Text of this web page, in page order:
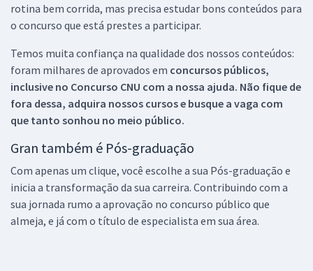
rotina bem corrida, mas precisa estudar bons conteúdos para
o concurso que está prestes a participar.
Temos muita confiança na qualidade dos nossos conteúdos:
foram milhares de aprovados em concursos públicos,
inclusive no Concurso CNU com a nossa ajuda. Não fique de
fora dessa, adquira nossos cursos e busque a vaga com
que tanto sonhou no meio público.
Gran também é Pós-graduação
Com apenas um clique, você escolhe a sua Pós-graduação e
inicia a transformação da sua carreira. Contribuindo com a
sua jornada rumo a aprovação no concurso público que
almeja, e já com o título de especialista em sua área.